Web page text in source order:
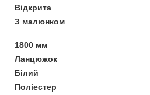
Відкрита
З малюнком
1800 мм
Ланцюжок
Білий
Поліестер